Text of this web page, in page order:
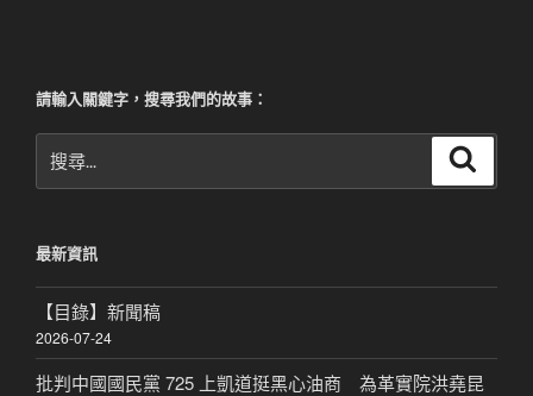
請輸入關鍵字，搜尋我們的故事：
尋
字:
最新資訊
【目錄】新聞稿
2026-07-24
批判中國國民黨 725 上凱道挺黑心油商 為革實院洪堯昆